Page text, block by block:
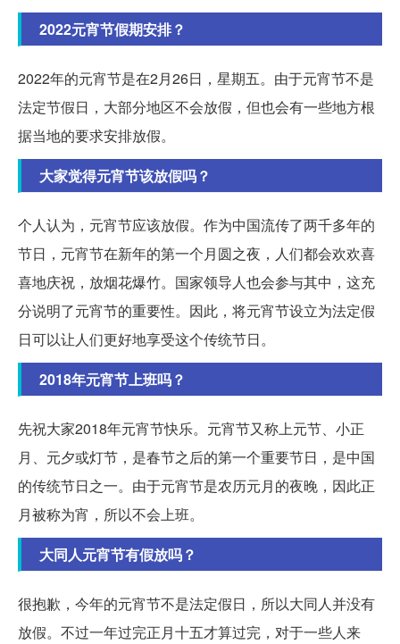
2022元宵节假期安排？
2022年的元宵节是在2月26日，星期五。由于元宵节不是
法定节假日，大部分地区不会放假，但也会有一些地方根
据当地的要求安排放假。
大家觉得元宵节该放假吗？
个人认为，元宵节应该放假。作为中国流传了两千多年的
节日，元宵节在新年的第一个月圆之夜，人们都会欢欢喜
喜地庆祝，放烟花爆竹。国家领导人也会参与其中，这充
分说明了元宵节的重要性。因此，将元宵节设立为法定假
日可以让人们更好地享受这个传统节日。
2018年元宵节上班吗？
先祝大家2018年元宵节快乐。元宵节又称上元节、小正
月、元夕或灯节，是春节之后的第一个重要节日，是中国
的传统节日之一。由于元宵节是农历元月的夜晚，因此正
月被称为宵，所以不会上班。
大同人元宵节有假放吗？
很抱歉，今年的元宵节不是法定假日，所以大同人并没有
放假。不过一年过完正月十五才算过完，对于一些人来